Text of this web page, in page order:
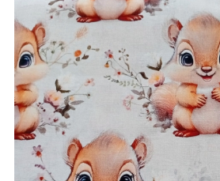
Tecidos esquilos